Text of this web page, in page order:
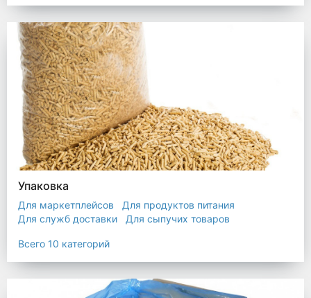
Упаковка
Для маркетплейсов
Для продуктов питания
Для служб доставки
Для сыпучих товаров
Промышленная упаковка
Прочая полиэтиленовая упаковка
Всего 10 категорий